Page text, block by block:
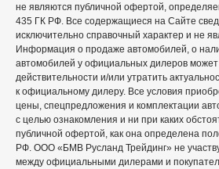
не являются публичной офертой,
435 ГК РФ. Все содержащиеся на Сайте
исключительно справочный характер и не
Информация о продаже автомобилей, о
автомобилей у официальных дилеров может
действительности и/или утратить
к официальному дилеру. Все условия
цены, спецпредложения и комплектации
с целью ознакомления и ни при каких
публичной офертой, как она определена
РФ. ООО «БМВ Русланд Трейдинг» не
между официальными дилерами и